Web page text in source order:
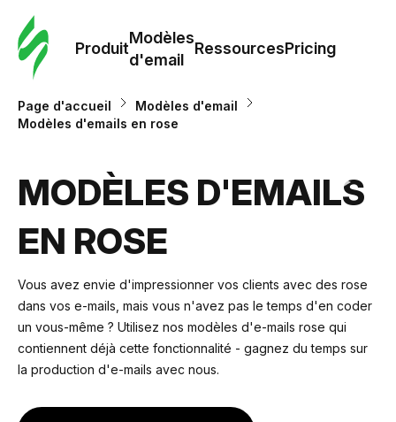
Produit
Modèles
d'email
RessourcesPricing
Page d'accueil
Modèles d'email
Modèles d'emails en rose
MODÈLES D'EMAILS
EN ROSE
Vous avez envie d'impressionner vos clients avec des rose
dans vos e-mails, mais vous n'avez pas le temps d'en coder
un vous-même ? Utilisez nos modèles d'e-mails rose qui
contiennent déjà cette fonctionnalité - gagnez du temps sur
la production d'e-mails avec nous.